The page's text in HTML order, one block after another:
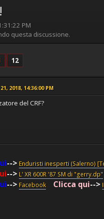
PM
questa discussione.
12
2018, 14:36:00 PM
del CRF?
--> Enduristi inesperti (Salerno)
--> L' XR 600R '87 SM di "gerry.dp"
--> Facebook Clicca qui-->